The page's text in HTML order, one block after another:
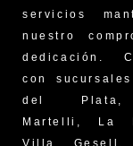
servicios
nuestro
dedicación.
con
del
Martelli, La
Villa